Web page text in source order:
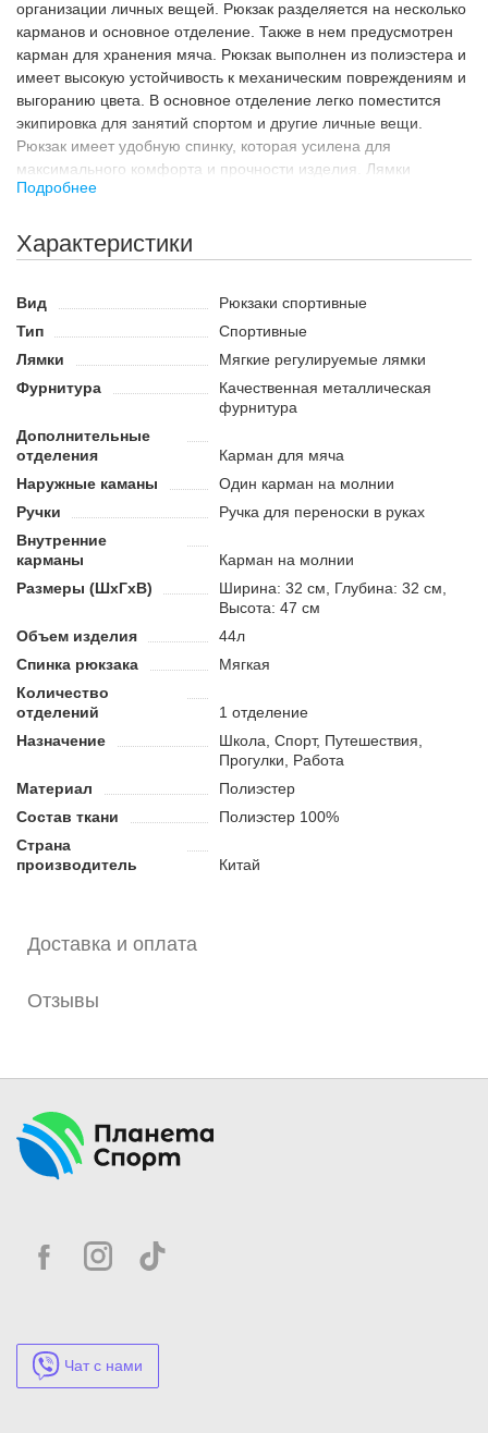
организации личных вещей. Рюкзак разделяется на несколько
карманов и основное отделение. Также в нем предусмотрен
карман для хранения мяча. Рюкзак выполнен из полиэстера и
имеет высокую устойчивость к механическим повреждениям и
выгоранию цвета. В основное отделение легко поместится
экипировка для занятий спортом и другие личные вещи.
Рюкзак имеет удобную спинку, которая усилена для
максимального комфорта и прочности изделия. Лямки
регулируются по длине и имеют мягкую подкладку, которая
ткань на плечевых лямках способствует отведению влаги и
комфорту при использовании рюкзака в теплое время года.
Спортивный рюкзак от популярного бренда идеально
также его можно использовать для непродолжительных
поездок на соревнования. Такой рюкзак позволит взять с
собой всю необходимую экипировку, включая одежду и обувь,
а также спортивный инвентарь. Рюкзак подойдет для взрослых
и детей.
Преимущества:
Выполнен из износостойкого и прочного материала.
Усиленная спинка для максимального комфорта.
Отдельный карман для мяча.
Подробнее
Характеристики
Вид
Рюкзаки спортивные
Тип
Спортивные
Лямки
Мягкие регулируемые лямки
Фурнитура
Качественная металлическая
фурнитура
Дополнительные
отделения
Карман для мяча
Наружные каманы
Один карман на молнии
Ручки
Ручка для переноски в руках
Внутренние
карманы
Карман на молнии
Размеры (ШхГхВ)
Ширина: 32 см, Глубина: 32 см,
Высота: 47 см
Объем изделия
44л
Спинка рюкзака
Мягкая
Количество
отделений
1 отделение
Назначение
Школа, Спорт, Путешествия,
Прогулки, Работа
Материал
Полиэстер
Состав ткани
Полиэстер 100%
Страна
производитель
Китай
Доставка и оплата
Отзывы
Чат с нами